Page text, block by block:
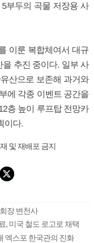
부두의 곡물 저장용 사
이룬 복합체여서 대규
추진 중이다. 일부 사
산으로 보존해 과거와
에 각종 이벤트 공간을
층 높이 루프탑 전망카
이다.
및 재배포 금지
장 변천사
, 미국 철도 로고로 채택
엑스포 한국관의 진화